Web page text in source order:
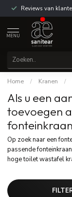
Reviews van
MENU
Home / Kranen /
Als u een
toevoegen
Op zoek naar een
passende
hoge toilet wastafel